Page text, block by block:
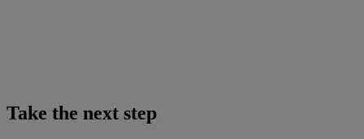
Take the next step